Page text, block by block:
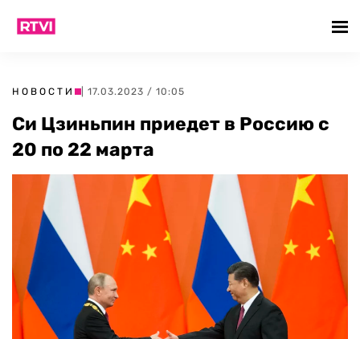
НОВОСТИ | 17.03.2023 / 10:05
Си Цзиньпин приедет в Россию с
20 по 22 марта